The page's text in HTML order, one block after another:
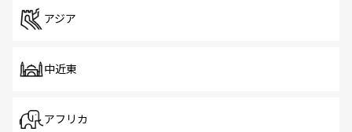
アジア
中近東
アフリカ